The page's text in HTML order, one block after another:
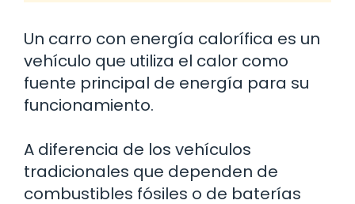
Un carro con energía calorífica es un
vehículo que utiliza el calor como
fuente principal de energía para su
funcionamiento.
A diferencia de los vehículos
tradicionales que dependen de
combustibles fósiles o de baterías